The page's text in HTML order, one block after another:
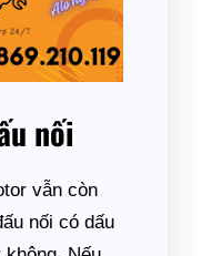
nối
vẫn còn
nối có dấu